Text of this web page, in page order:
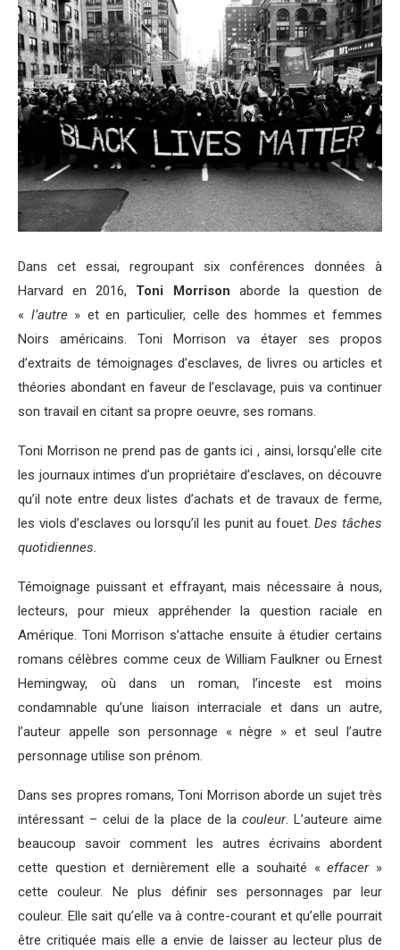
Dans cet essai, regroupant six conférences données à
Harvard en 2016, Toni Morrison aborde la question de
« l’autre» et en particulier, celle des hommes et femmes
Noirs américains. Toni Morrison va étayer ses propos
d’extraits de témoignages d’esclaves, de livres ou articles et
théories abondant en faveur de l’esclavage, puis va continuer
son travail en citant sa propre oeuvre, ses romans.
Toni Morrison ne prend pas de gants ici , ainsi, lorsqu’elle cite
les journaux intimes d’un propriétaire d’esclaves, on découvre
qu’il note entre deux listes d’achats et de travaux de ferme,
les viols d’esclaves ou lorsqu’il les punit au fouet.Des tâches
quotidiennes.
Témoignage puissant et effrayant, mais nécessaire à nous,
lecteurs, pour mieux appréhender la question raciale en
Amérique. Toni Morrison s’attache ensuite à étudier certains
romans célèbres comme ceux de William Faulkner ou Ernest
Hemingway, où dans un roman, l’inceste est moins
condamnable qu’une liaison interraciale et dans un autre,
l’auteur appelle son personnage « nègre » et seul l’autre
personnage utilise son prénom.
Dans ses propres romans, Toni Morrison aborde un sujet très
intéressant – celui de la place de la couleur. L’auteure aime
beaucoup savoir comment les autres écrivains abordent
cette question et dernièrement elle a souhaité «effacer»
cette couleur. Ne plus définir ses personnages par leur
couleur. Elle sait qu’elle va à contre-courant et qu’elle pourrait
être critiquée mais elle a envie de laisser au lecteur plus de